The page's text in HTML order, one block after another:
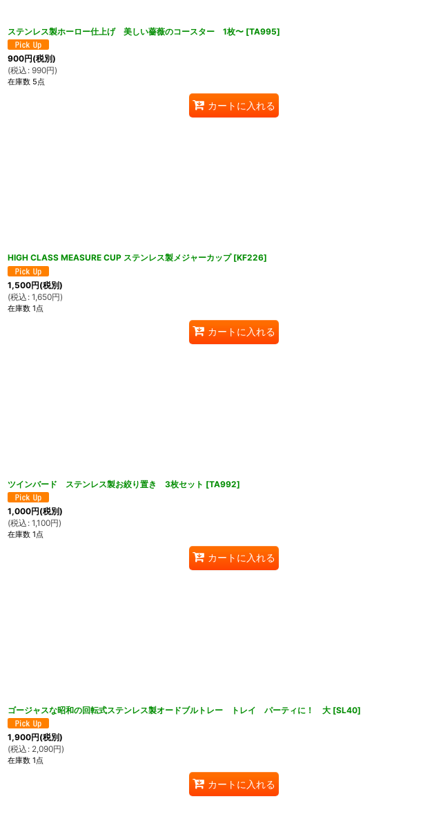
ステンレス製ホーロー仕上げ 美しい薔薇のコースター 1枚〜 [TA995]
900円(税別)
(税込 : 990円)
在庫数 5点
カートに入れる
HIGH CLASS MEASURE CUP ステンレス製メジャーカップ [KF226]
1,500円(税別)
(税込 : 1,650円)
在庫数 1点
カートに入れる
ツインバード ステンレス製お絞り置き 3枚セット [TA992]
1,000円(税別)
(税込 : 1,100円)
在庫数 1点
カートに入れる
ゴージャスな昭和の回転式ステンレス製オードブルトレー トレイ パーティに！ 大 [SL40]
1,900円(税別)
(税込 : 2,090円)
在庫数 1点
カートに入れる